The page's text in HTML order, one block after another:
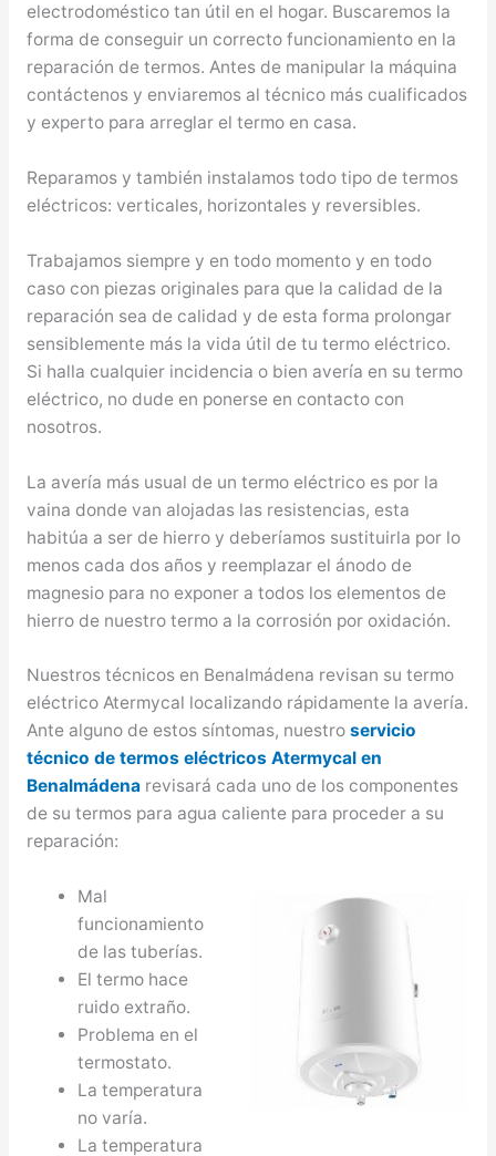
electrodoméstico tan útil en el hogar. Buscaremos la
forma de conseguir un correcto funcionamiento en la
reparación de termos. Antes de manipular la máquina
contáctenos y enviaremos al técnico más cualificados
y experto para arreglar el termo en casa.
Reparamos y también instalamos todo tipo de termos
eléctricos: verticales, horizontales y reversibles.
Trabajamos siempre y en todo momento y en todo
caso con piezas originales para que la calidad de la
reparación sea de calidad y de esta forma prolongar
sensiblemente más la vida útil de tu termo eléctrico.
Si halla cualquier incidencia o bien avería en su termo
eléctrico, no dude en ponerse en contacto con
nosotros.
La avería más usual de un termo eléctrico es por la
vaina donde van alojadas las resistencias, esta
habitúa a ser de hierro y deberíamos sustituirla por lo
menos cada dos años y reemplazar el ánodo de
magnesio para no exponer a todos los elementos de
hierro de nuestro termo a la corrosión por oxidación.
Nuestros técnicos en Benalmádena revisan su termo
eléctrico Atermycal localizando rápidamente la avería.
Ante alguno de estos síntomas, nuestro servicio
técnico de termos eléctricos Atermycal en
Benalmádenarevisará cada uno de los componentes
de su termos para agua caliente para proceder a su
reparación:
Mal
funcionamiento
de las tuberías.
El termo hace
ruido extraño.
Problema en el
termostato.
La temperatura
no varía.
La temperatura